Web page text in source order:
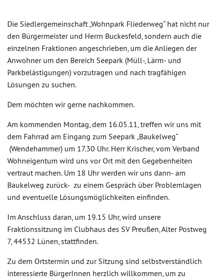
Die Siedlergemeinschaft „Wohnpark Fliederweg“ hat nicht nur
den Bürgermeister und Herrn Buckesfeld, sondern auch die
einzelnen Fraktionen angeschrieben, um die Anliegen der
Anwohner um den Bereich Seepark (Müll-, Lärm- und
Parkbelästigungen) vorzutragen und nach tragfähigen
Lösungen zu suchen.
Dem möchten wir gerne nachkommen.
Am kommenden Montag, dem 16.05.11, treffen wir uns mit
dem Fahrrad am Eingang zum Seepark „Baukelweg“
(Wendehammer) um 17.30 Uhr. Herr Krischer, vom Verband
Wohneigentum wird uns vor Ort mit den Gegebenheiten
vertraut machen. Um 18 Uhr werden wir uns dann- am
Baukelweg zurück- zu einem Gespräch über Problemlagen
und eventuelle Lösungsmöglichkeiten einfinden.
Im Anschluss daran, um 19.15 Uhr, wird unsere
Fraktionssitzung im Clubhaus des SV Preußen, Alter Postweg
7, 44532 Lünen, stattfinden.
Zu dem Ortstermin und zur Sitzung sind selbstverständlich
interessierte BürgerInnen herzlich willkommen, um zu